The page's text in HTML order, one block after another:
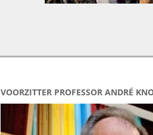
VOORZITTER PROFESSOR ANDRÉ